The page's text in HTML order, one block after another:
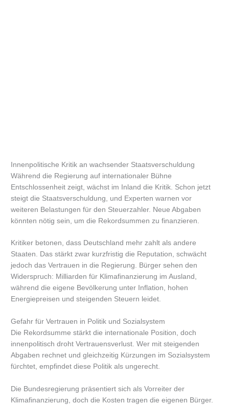
Innenpolitische Kritik an wachsender Staatsverschuldung
Während die Regierung auf internationaler Bühne
Entschlossenheit zeigt, wächst im Inland die Kritik. Schon jetzt
steigt die Staatsverschuldung, und Experten warnen vor
weiteren Belastungen für den Steuerzahler. Neue Abgaben
könnten nötig sein, um die Rekordsummen zu finanzieren.
Kritiker betonen, dass Deutschland mehr zahlt als andere
Staaten. Das stärkt zwar kurzfristig die Reputation, schwächt
jedoch das Vertrauen in die Regierung. Bürger sehen den
Widerspruch: Milliarden für Klimafinanzierung im Ausland,
während die eigene Bevölkerung unter Inflation, hohen
Energiepreisen und steigenden Steuern leidet.
Gefahr für Vertrauen in Politik und Sozialsystem
Die Rekordsumme stärkt die internationale Position, doch
innenpolitisch droht Vertrauensverlust. Wer mit steigenden
Abgaben rechnet und gleichzeitig Kürzungen im Sozialsystem
fürchtet, empfindet diese Politik als ungerecht.
Die Bundesregierung präsentiert sich als Vorreiter der
Klimafinanzierung, doch die Kosten tragen die eigenen Bürger.